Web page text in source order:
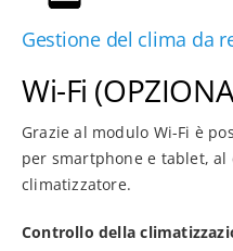
Gestione del clima da
Wi-Fi
Grazie al modulo Wi-Fi è
per smartphone e tablet,
climatizzatore.
Controllo della